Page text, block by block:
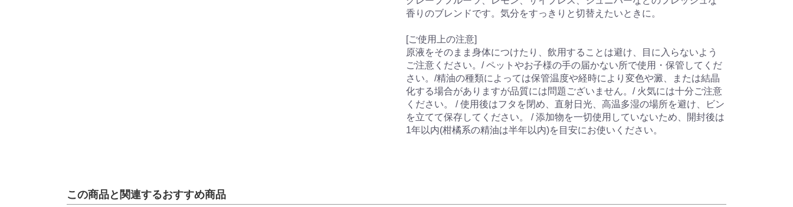
香りのブレンドです。気分をすっきりと切替えたいときに。
[ご使用上の注意]
原液をそのまま身体につけたり、飲用することは避け、目に入らないよう
ご注意ください。/ ペットやお子様の手の届かない所で使用・保管してくだ
さい。/精油の種類によっては保管温度や経時により変色や澱、または結晶
化する場合がありますが品質には問題ございません。/ 火気には十分ご注意
ください。 / 使用後はフタを閉め、直射日光、高温多湿の場所を避け、ビン
を立てて保存してください。 / 添加物を一切使用していないため、開封後は
1年以内(柑橘系の精油は半年以内)を目安にお使いください。
この商品と関連するおすすめ商品